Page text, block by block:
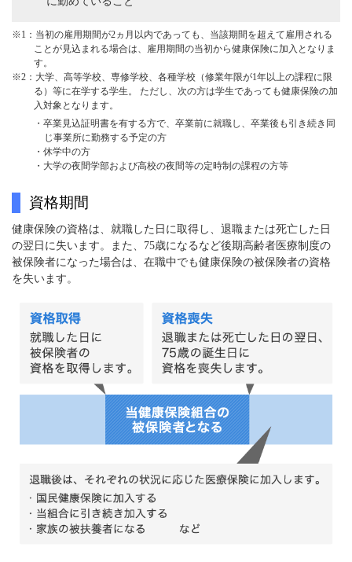
※1：当初の雇用期間が2ヵ月以内であっても、当該期間を超えて雇用される
ことが見込まれる場合は、雇用期間の当初から健康保険に加入となりま
す。
※2：大学、高等学校、専修学校、各種学校（修業年限が1年以上の課程に限
る）等に在学する学生。 ただし、次の方は学生であっても健康保険の加
入対象となります。
・卒業見込証明書を有する方で、卒業前に就職し、卒業後も引き続き同
じ事業所に勤務する予定の方
・休学中の方
・大学の夜間学部および高校の夜間等の定時制の課程の方等
資格期間
健康保険の資格は、就職した日に取得し、退職または死亡した日
の翌日に失います。また、75歳になるなど後期高齢者医療制度の
被保険者になった場合は、在職中でも健康保険の被保険者の資格
を失います。